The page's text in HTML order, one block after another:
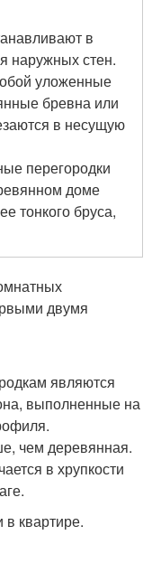
в
наружных стен.
уложенные
бревна или
в несущую
перегородки
доме
тонкого бруса,
двумя
являются
выполненные на
чем деревянная.
в хрупкости